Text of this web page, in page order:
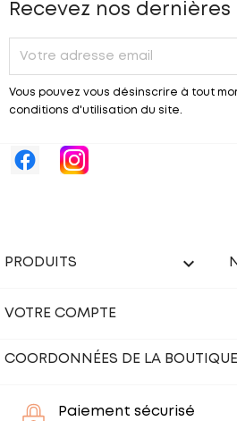
Recevez nos
Vous pouvez vous désinscrire à tout
conditions d'utilisation du site.
PRODUITS 
VOTRE COMPTE
COORDONNÉES DE LA BOUTIQUE
Paiement sécurisé